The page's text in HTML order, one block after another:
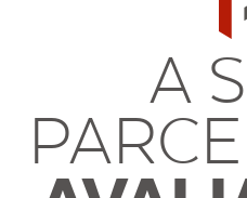
A